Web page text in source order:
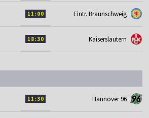
11:00 Eintr. Braunschweig
18:30 Kaiserslautern
11:30 Hannover 96